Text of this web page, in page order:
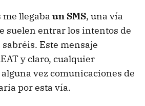
llegaba un SMS, una vía
suelen entrar los intentos de
Este mensaje
y claro, cualquier
vez comunicaciones de
por esta vía.